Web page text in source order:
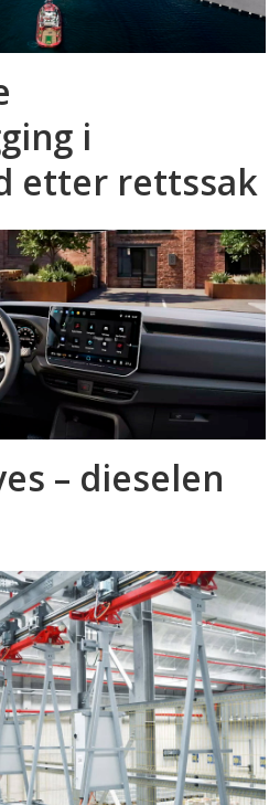
i
etter rettssak
– dieselen